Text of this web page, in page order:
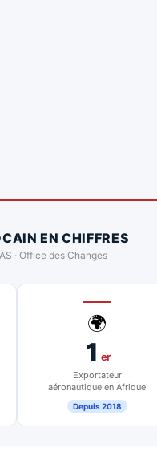
EN CHIFFRES
· Office des Changes
🌍
1 er
Exportateur
aéronautique en Afrique
Depuis 2018